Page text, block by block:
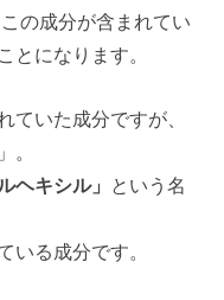
の成分が含まれてい
とになります。
ていた成分ですが、
。
ヘキシル」 という名
いる成分です。